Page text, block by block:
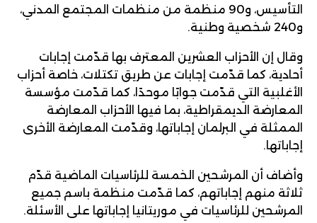
التأسيس، و90 منظمة من منظمات المجتمع المدني،
و240 شخصية وطنية.
وقال إن الأحزاب العشرين المعترف بها قدّمت إجابات
أحادية، كما قدّمت إجابات عن طريق تكتلات، خاصة أحزاب
الأغلبية التي قدّمت جوابًا موحدًا، كما قدّمت مؤسسة
المعارضة الديمقراطية، بما فيها الأحزاب المعارضة
الممثلة في البرلمان إجاباتها، وقدّمت المعارضة الأخرى
إجاباتها.
وأضاف أن المرشحين الخمسة للرئاسيات الماضية قدّم
ثلاثة منهم إجاباتهم، كما قدّمت منظمة باسم جميع
المرشحين للرئاسيات في موريتانيا إجاباتها على الأسئلة.